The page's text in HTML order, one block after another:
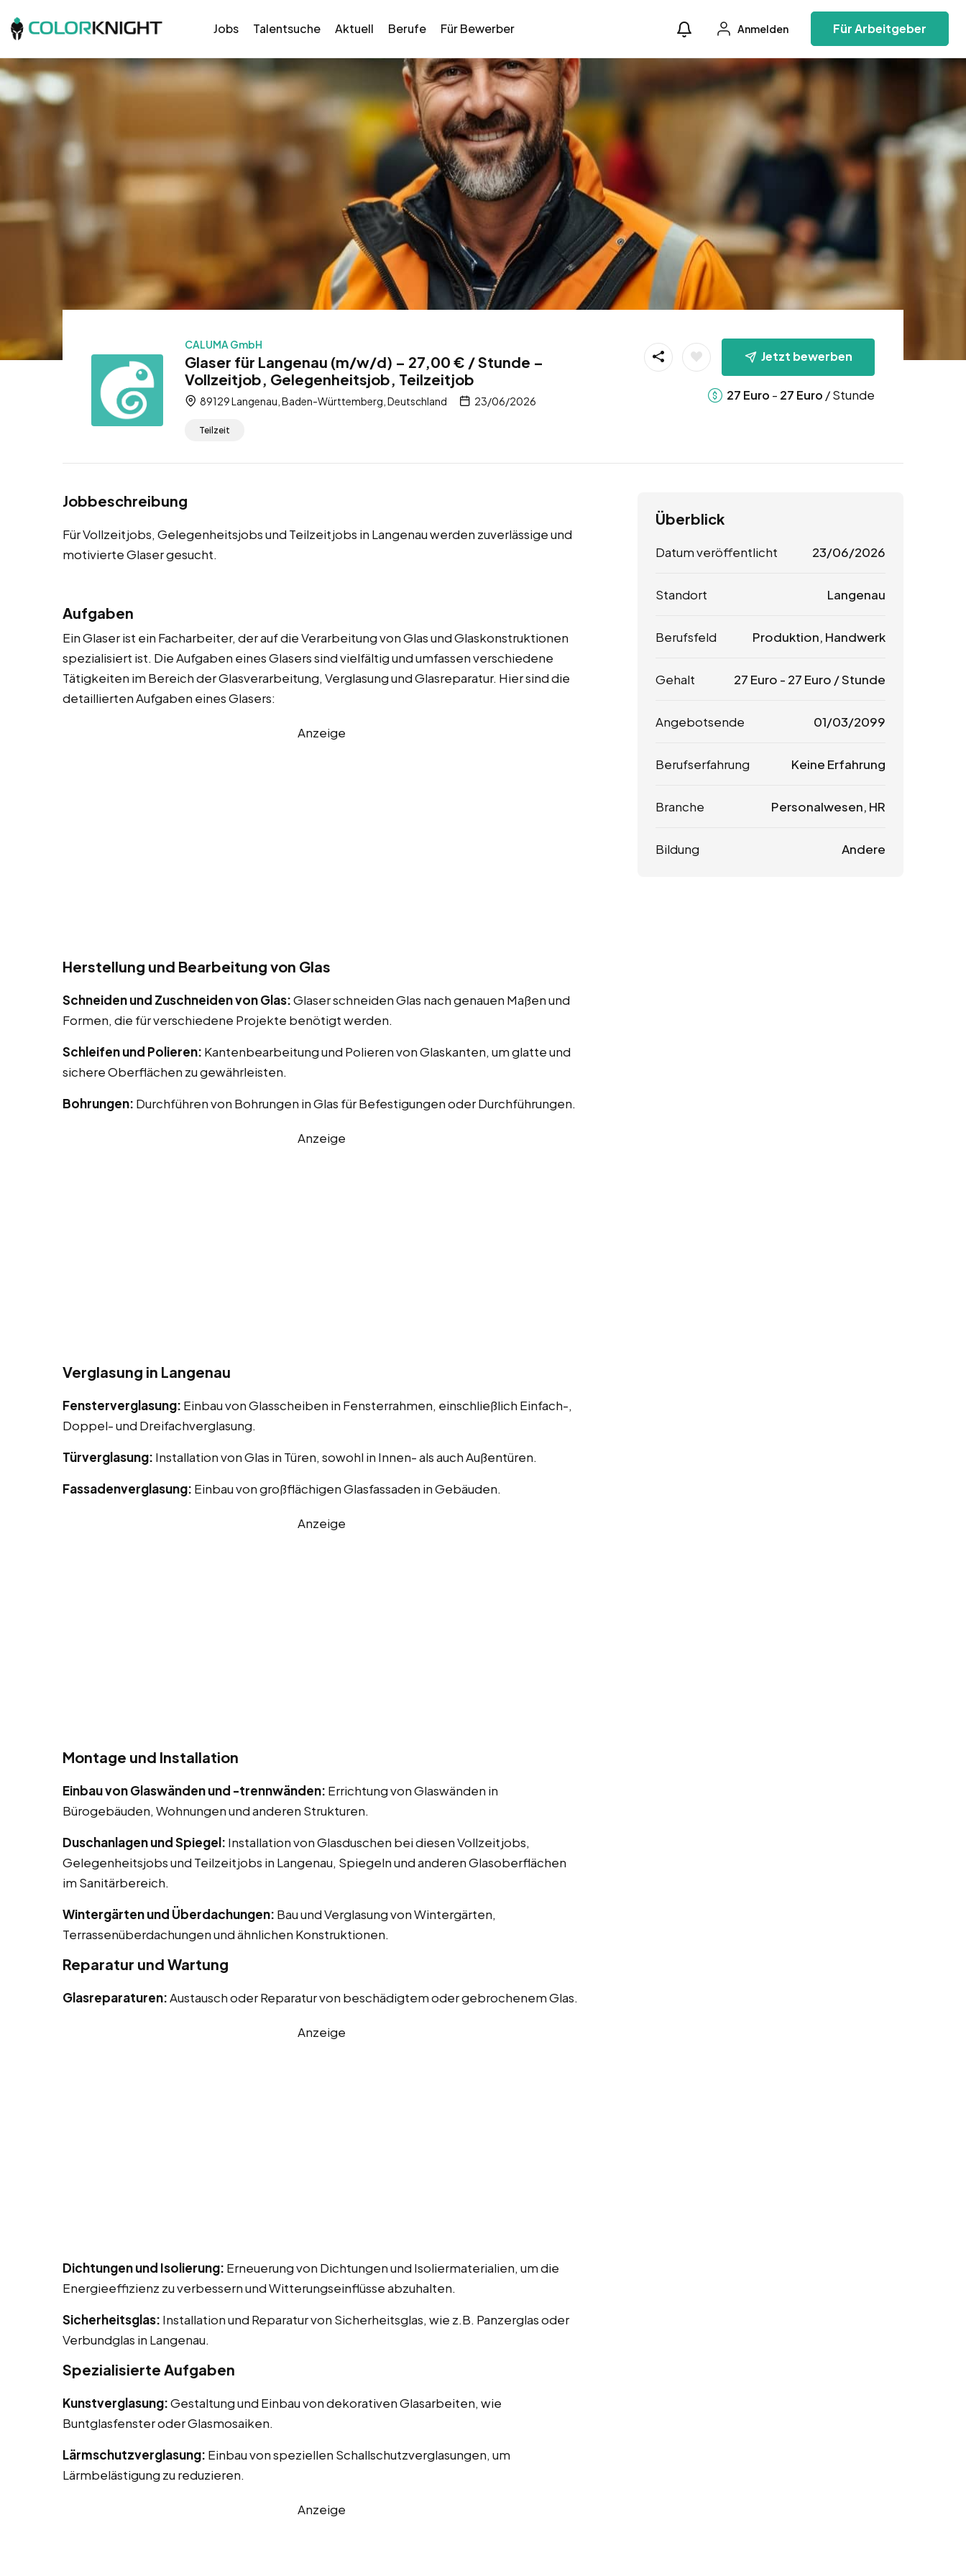
Jobs Talentsuche Aktuell Berufe Für Bewerber Anmelden Für Arbeitgeber
CALUMA GmbH
Glaser für Langenau (m/w/d) – 27,00 € / Stunde –
Vollzeitjob, Gelegenheitsjob, Teilzeitjob
89129 Langenau, Baden-Württemberg, Deutschland 23/06/2026
Teilzeit
Jetzt bewerben
27 Euro - 27 Euro / Stunde
Jobbeschreibung
Für Vollzeitjobs, Gelegenheitsjobs und Teilzeitjobs in Langenau werden zuverlässige und
motivierte Glaser gesucht.
Aufgaben
Ein Glaser ist ein Facharbeiter, der auf die Verarbeitung von Glas und Glaskonstruktionen
spezialisiert ist. Die Aufgaben eines Glasers sind vielfältig und umfassen verschiedene
Tätigkeiten im Bereich der Glasverarbeitung, Verglasung und Glasreparatur. Hier sind die
detaillierten Aufgaben eines Glasers:
Anzeige
Herstellung und Bearbeitung von Glas
Schneiden und Zuschneiden von Glas:Glaser schneiden Glas nach genauen Maßen und
Formen, die für verschiedene Projekte benötigt werden.
Schleifen und Polieren: Kantenbearbeitung und Polieren von Glaskanten, um glatte und
sichere Oberflächen zu gewährleisten.
Bohrungen: Durchführen von Bohrungen in Glas für Befestigungen oder Durchführungen.
Anzeige
Verglasung in Langenau
Fensterverglasung: Einbau von Glasscheiben in Fensterrahmen, einschließlich Einfach-,
Doppel- und Dreifachverglasung.
Türverglasung: Installation von Glas in Türen, sowohl in Innen- als auch Außentüren.
Fassadenverglasung: Einbau von großflächigen Glasfassaden in Gebäuden.
Anzeige
Montage und Installation
Einbau von Glaswänden und -trennwänden: Errichtung von Glaswänden in
Bürogebäuden, Wohnungen und anderen Strukturen.
Duschanlagen und Spiegel: Installation von Glasduschen bei diesen Vollzeitjobs,
Gelegenheitsjobs und Teilzeitjobs in Langenau, Spiegeln und anderen Glasoberflächen
im Sanitärbereich.
Wintergärten und Überdachungen: Bau und Verglasung von Wintergärten,
Terrassenüberdachungen und ähnlichen Konstruktionen.
Reparatur und Wartung
Glasreparaturen:Austausch oder Reparatur von beschädigtem oder gebrochenem Glas.
Anzeige
Dichtungen und Isolierung: Erneuerung von Dichtungen und Isoliermaterialien, um die
Energieeffizienz zu verbessern und Witterungseinflüsse abzuhalten.
Sicherheitsglas: Installation und Reparatur von Sicherheitsglas, wie z.B. Panzerglas oder
Verbundglas in Langenau.
Spezialisierte Aufgaben
Kunstverglasung:Gestaltung und Einbau von dekorativen Glasarbeiten, wie
Buntglasfenster oder Glasmosaiken.
Lärmschutzverglasung: Einbau von speziellen Schallschutzverglasungen, um
Lärmbelästigung zu reduzieren.
Anzeige
Überblick
Datum veröffentlicht 23/06/2026
Standort Langenau
Berufsfeld Produktion, Handwerk
Gehalt 27 Euro - 27 Euro / Stunde
Angebotsende 01/03/2099
Berufserfahrung Keine Erfahrung
Branche Personalwesen, HR
Bildung Andere